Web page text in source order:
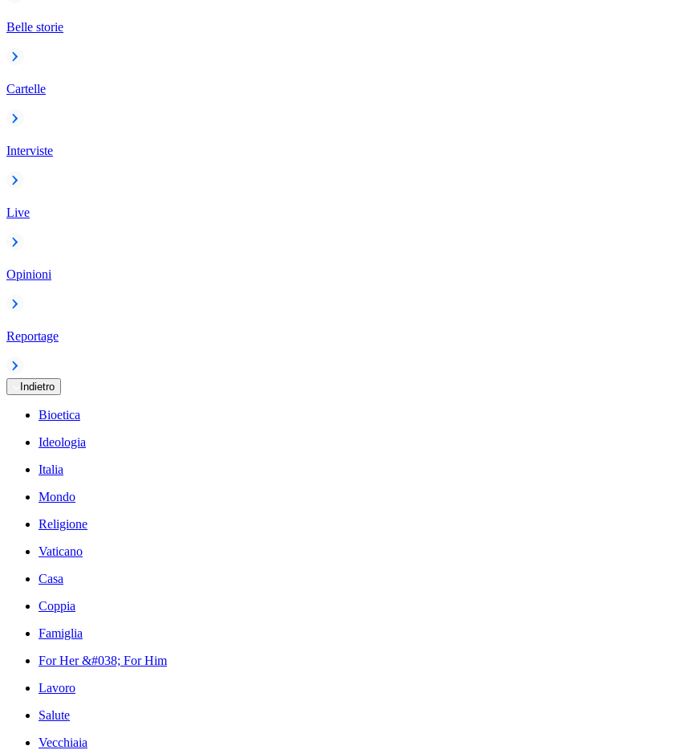
Belle storie
Cartelle
Interviste
Live
Opinioni
Reportage
Indietro
Bioetica
Ideologia
Italia
Mondo
Religione
Vaticano
Casa
Coppia
Famiglia
For Her &#038; For Him
Lavoro
Salute
Vecchiaia